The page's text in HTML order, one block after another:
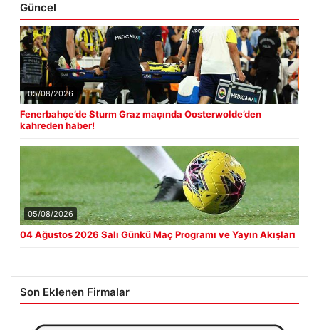
Güncel
05/08/2026
Fenerbahçe’de Sturm Graz maçında Oosterwolde’den
kahreden haber!
05/08/2026
04 Ağustos 2026 Salı Günkü Maç Programı ve Yayın Akışları
Son Eklenen Firmalar